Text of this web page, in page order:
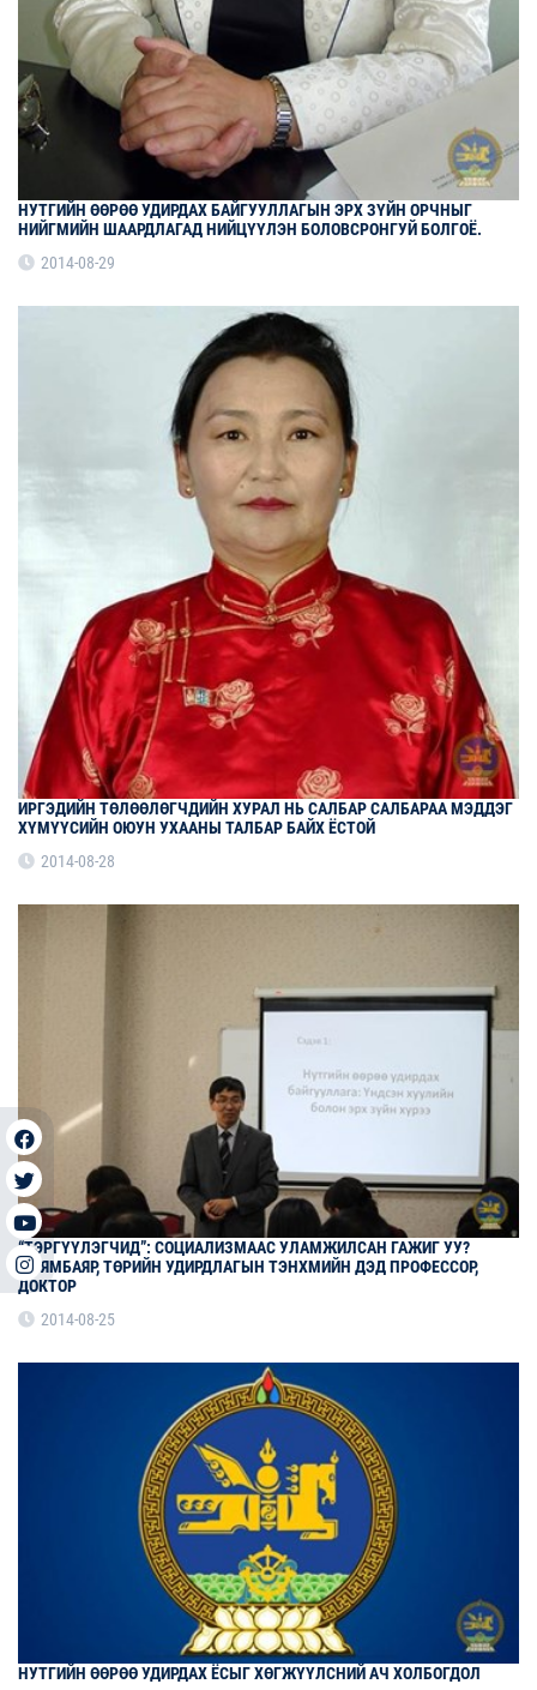
НУТГИЙН ӨӨРӨӨ УДИРДАХ БАЙГУУЛЛАГЫН ЭРХ ЗҮЙН ОРЧНЫГ
НИЙГМИЙН ШААРДЛАГАД НИЙЦҮҮЛЭН БОЛОВСРОНГУЙ БОЛГОЁ.
2014-08-29
ИРГЭДИЙН ТӨЛӨӨЛӨГЧДИЙН ХУРАЛ НЬ САЛБАР САЛБАРАА МЭДДЭГ
ХҮМҮҮСИЙН ОЮУН УХААНЫ ТАЛБАР БАЙХ ЁСТОЙ
2014-08-28
“ТЭРГҮҮЛЭГЧИД”: СОЦИАЛИЗМААС УЛАМЖИЛСАН ГАЖИГ УУ?
Я.БЯМБАЯР, ТӨРИЙН УДИРДЛАГЫН ТЭНХМИЙН ДЭД ПРОФЕССОР,
ДОКТОР
2014-08-25
НУТГИЙН ӨӨРӨӨ УДИРДАХ ЁСЫГ ХӨГЖҮҮЛСНИЙ АЧ ХОЛБОГДОЛ